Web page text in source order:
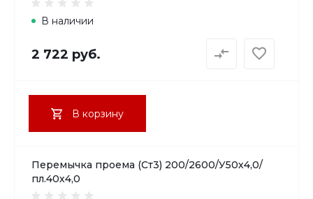
В наличии
2 722 руб.
В корзину
Перемычка проема (Ст3) 200/2600/У50х4,0/
пл.40х4,0